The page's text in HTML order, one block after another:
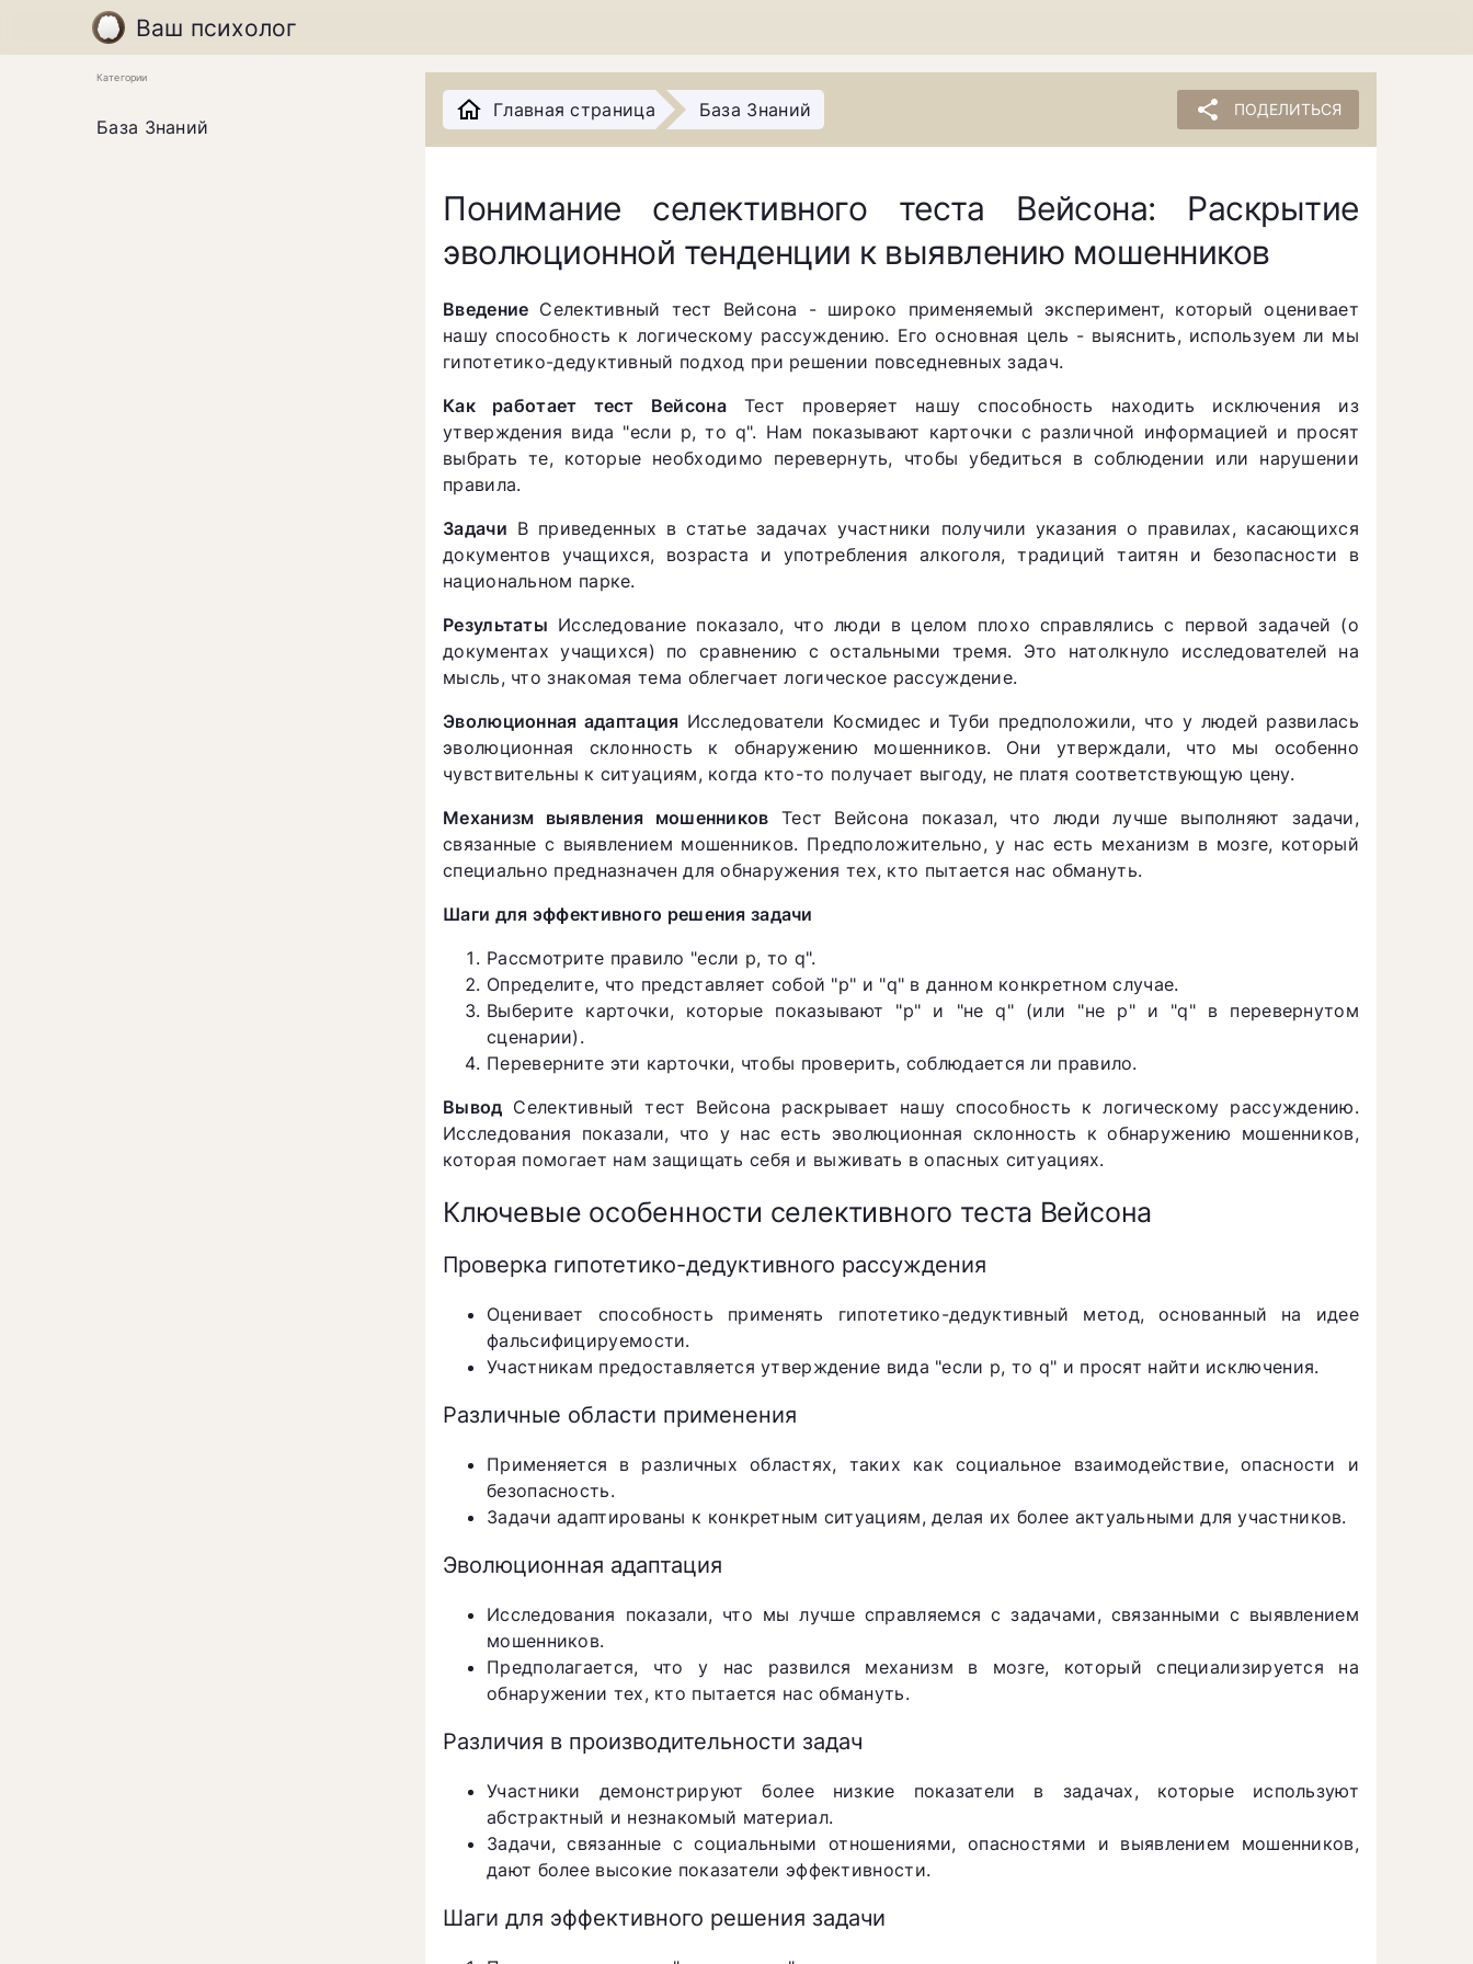
Ваш психолог
Категории
База Знаний
Главная страница База Знаний share ПОДЕЛИТЬСЯ
Понимание селективного теста Вейсона: Раскрытие
эволюционной тенденции к выявлению мошенников
Введение Селективный тест Вейсона - широко применяемый эксперимент, который оценивает
нашу способность к логическому рассуждению. Его основная цель - выяснить, используем ли мы
гипотетико-дедуктивный подход при решении повседневных задач.
Как работает тест ВейсонаТест проверяет нашу способность находить исключения из
утверждения вида "если р, то q". Нам показывают карточки с различной информацией и просят
выбрать те, которые необходимо перевернуть, чтобы убедиться в соблюдении или нарушении
правила.
Задачи В приведенных в статье задачах участники получили указания о правилах, касающихся
документов учащихся, возраста и употребления алкоголя, традиций таитян и безопасности в
национальном парке.
Результаты Исследование показало, что люди в целом плохо справлялись с первой задачей (о
документах учащихся) по сравнению с остальными тремя. Это натолкнуло исследователей на
мысль, что знакомая тема облегчает логическое рассуждение.
Эволюционная адаптация Исследователи Космидес и Туби предположили, что у людей развилась
эволюционная склонность к обнаружению мошенников. Они утверждали, что мы особенно
чувствительны к ситуациям, когда кто-то получает выгоду, не платя соответствующую цену.
Механизм выявления мошенников Тест Вейсона показал, что люди лучше выполняют задачи,
связанные с выявлением мошенников. Предположительно, у нас есть механизм в мозге, который
специально предназначен для обнаружения тех, кто пытается нас обмануть.
Шаги для эффективного решения задачи
Рассмотрите правило "если р, то q".
Определите, что представляет собой "р" и "q" в данном конкретном случае.
Выберите карточки, которые показывают "р" и "не q" (или "не р" и "q" в перевернутом
сценарии).
Переверните эти карточки, чтобы проверить, соблюдается ли правило.
Вывод Селективный тест Вейсона раскрывает нашу способность к логическому рассуждению.
Исследования показали, что у нас есть эволюционная склонность к обнаружению мошенников,
которая помогает нам защищать себя и выживать в опасных ситуациях.
Ключевые особенности селективного теста Вейсона
Проверка гипотетико-дедуктивного рассуждения
Оценивает способность применять гипотетико-дедуктивный метод, основанный на идее
фальсифицируемости.
Участникам предоставляется утверждение вида "если р, то q" и просят найти исключения.
Различные области применения
Применяется в различных областях, таких как социальное взаимодействие, опасности и
безопасность.
Задачи адаптированы к конкретным ситуациям, делая их более актуальными для участников.
Эволюционная адаптация
Исследования показали, что мы лучше справляемся с задачами, связанными с выявлением
мошенников.
Предполагается, что у нас развился механизм в мозге, который специализируется на
обнаружении тех, кто пытается нас обмануть.
Различия в производительности задач
Участники демонстрируют более низкие показатели в задачах, которые используют
абстрактный и незнакомый материал.
Задачи, связанные с социальными отношениями, опасностями и выявлением мошенников,
дают более высокие показатели эффективности.
Шаги для эффективного решения задачи